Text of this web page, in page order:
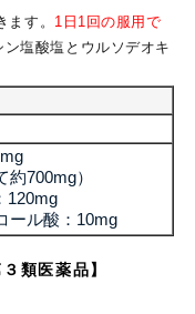
ます。 1日1回の服用で
塩酸塩とウルソデオキ
約700mg）
120mg
ール酸：10mg
類医薬品】